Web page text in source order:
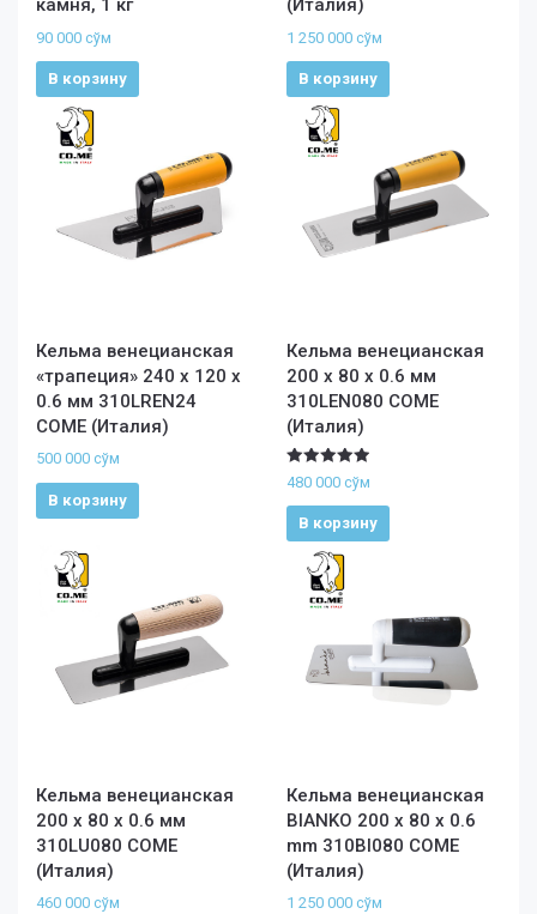
камня, 1 кг
90 000 сўм
В корзину
(Италия)
1 250 000 сўм
В корзину
Кельма венецианская
«трапеция» 240 х 120 х
0.6 мм 310LREN24
COME (Италия)
500 000 сўм
В корзину
Кельма венецианская
200 х 80 х 0.6 мм
310LEN080 COME
(Италия)
Оценка
5.00
из 5
480 000 сўм
В корзину
Кельма венецианская
200 х 80 х 0.6 мм
310LU080 COME
(Италия)
460 000 сўм
Кельма венецианская
BIANKO 200 х 80 х 0.6
mm 310BI080 COME
(Италия)
1 250 000 сўм